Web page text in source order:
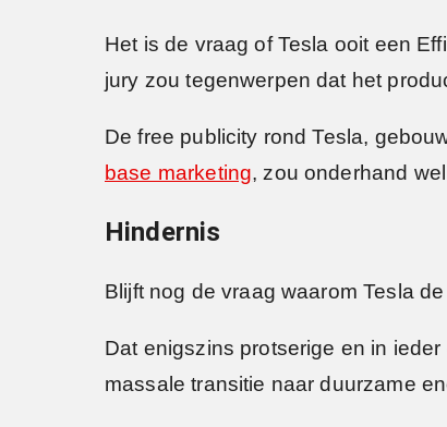
Het is de vraag of Tesla ooit een
jury zou tegenwerpen dat het
De free publicity rond Tesla,
base marketing, zou onderhand
Hindernis
Blijft nog de vraag waarom Tesla
Dat enigszins protserige en in
massale transitie naar duurzame